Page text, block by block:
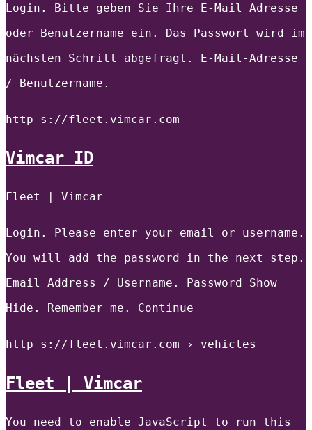
Login. Bitte geben Sie Ihre E-Mail Adresse
oder Benutzername ein. Das Passwort wird im
nächsten Schritt abgefragt. E-Mail-Adresse
/ Benutzername.
http s://fleet.vimcar.com
Vimcar ID
Fleet | Vimcar
Login. Please enter your email or username.
You will add the password in the next step.
Email Address / Username. Password Show
Hide. Remember me. Continue
http s://fleet.vimcar.com › vehicles
Fleet | Vimcar
You need to enable JavaScript to run this